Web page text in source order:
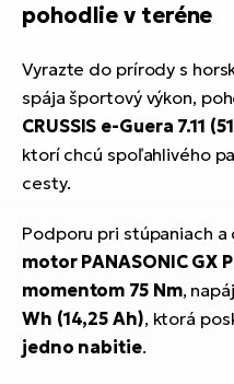
pohodlie v teréne
Vyrazte do prírody s
spája športový výkon,
CRUSSIS e-Guera 7.11
ktorí chcú spoľahlivého
cesty.
Podporu pri stúpaniach
motor PANASONIC GX
momentom 75 Nm,
Wh (14,25 Ah), ktorá
jedno nabitie.